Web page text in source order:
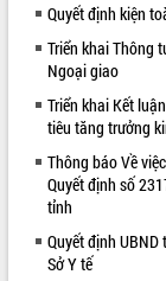
Trailer Lễ hội Sầu
2026
Khám bệnh, cấp phát
và tặng quà người dân
Hội nghị UBND tỉnh
Lễ truy tặng danh hiệu
Nam Anh hùng” và trao
UBND tỉnh Đắk Lắk
ALBUM ẢNH
Quyết định kiện
Triển khai Thông
Ngoại giao
Triển khai Kết
tiêu tăng trưởng
Thông báo Về
Quyết định số
tỉnh
Quyết định
Sở Y tế